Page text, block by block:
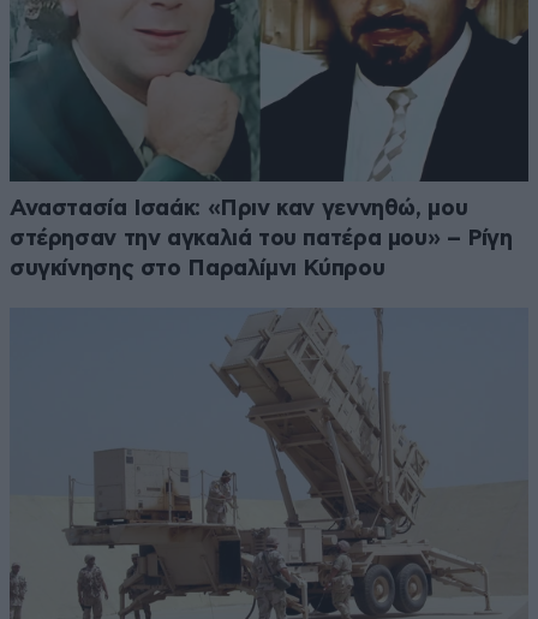
Αναστασία Ισαάκ: «Πριν καν γεννηθώ, μου
στέρησαν την αγκαλιά του πατέρα μου» – Ρίγη
συγκίνησης στο Παραλίμνι Κύπρου